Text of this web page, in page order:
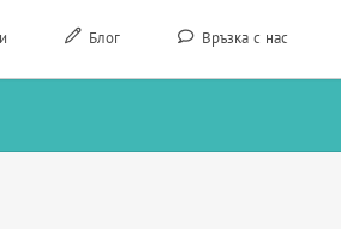
Блог Връзка с нас